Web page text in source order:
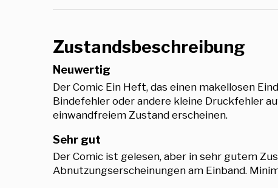
Zustandsbeschreibung
Neuwertig
Der Comic Ein Heft, das einen makellosen
Bindefehler oder andere kleine Druckfehler
einwandfreiem Zustand erscheinen.
Sehr gut
Der Comic ist gelesen, aber in sehr gutem
Abnutzungserscheinungen am Einband.